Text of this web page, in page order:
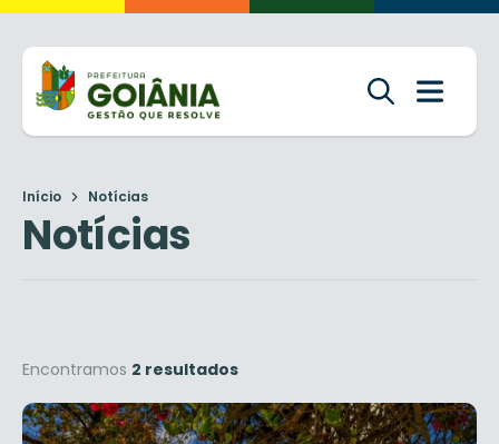
Início Notícias
Notícias
Encontramos 2 resultados